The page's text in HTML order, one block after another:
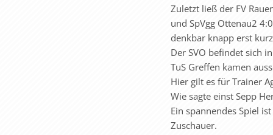
Zuletzt ließ der FV
und SpVgg Ottenau2
denkbar knapp erst
Der SVO befindet sich
TuS Greffen kamen
Hier gilt es für Trainer
Wie sagte einst Sepp
Ein spannendes Spiel
Zuschauer.